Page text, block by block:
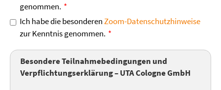
genommen.
Ich habe die besonderenZoom-Datenschutzhinweise
zur Kenntnis genommen.
Besondere Teilnahmebedingungen und
Verpflichtungserklärung – UTA Cologne GmbH